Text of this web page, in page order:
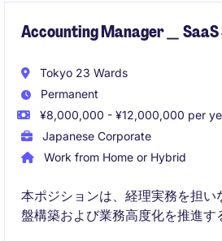
Accounting Manager＿
Tokyo 23 Wards
Permanent
¥8,000,000 - ¥12,000,000 per
Japanese Corporate
Work from Home or Hybrid
本ポジションは、経理実務を担い
盤構築および業務高度化を推進す